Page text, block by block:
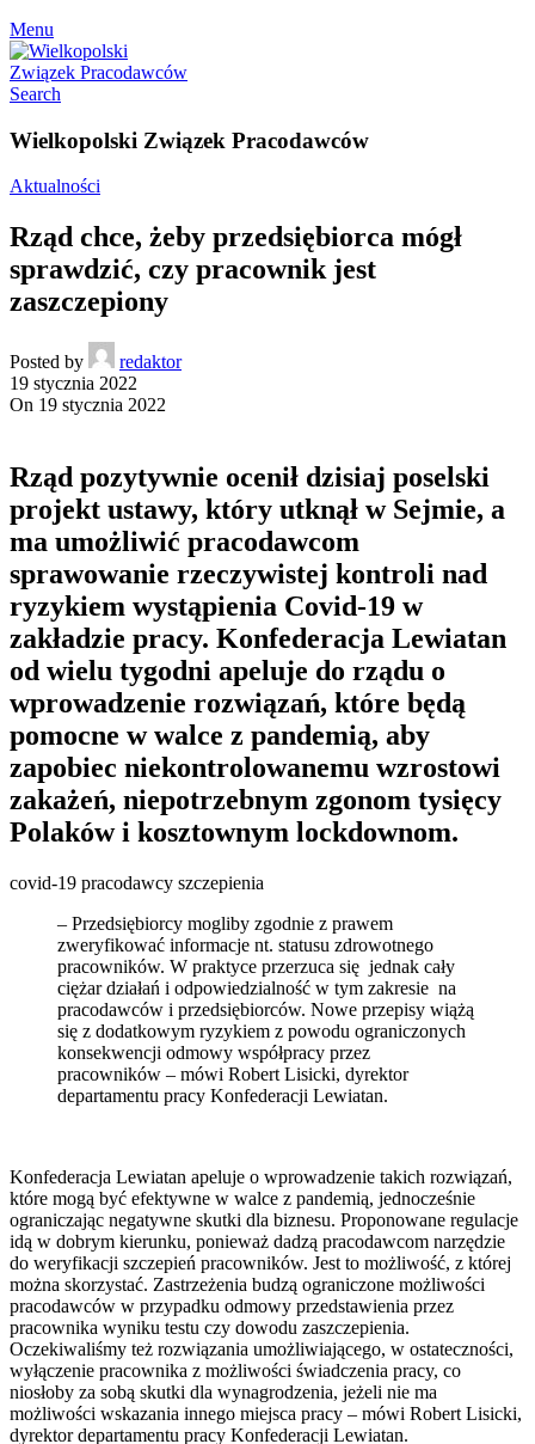
Menu
Search
Wielkopolski Związek Pracodawców
Aktualności
Rząd chce, żeby przedsiębiorca mógł
sprawdzić, czy pracownik jest
zaszczepiony
Posted by
redaktor
19 stycznia 2022
On 19 stycznia 2022
Rząd pozytywnie ocenił dzisiaj poselski
projekt ustawy, który utknął w Sejmie, a
ma umożliwić pracodawcom
sprawowanie rzeczywistej kontroli nad
ryzykiem wystąpienia Covid-19 w
zakładzie pracy. Konfederacja Lewiatan
od wielu tygodni apeluje do rządu o
wprowadzenie rozwiązań, które będą
pomocne w walce z pandemią, aby
zapobiec niekontrolowanemu wzrostowi
zakażeń, niepotrzebnym zgonom tysięcy
Polaków i kosztownym lockdownom.
covid-19 pracodawcy szczepienia
– Przedsiębiorcy mogliby zgodnie z prawem
zweryfikować informacje nt. statusu zdrowotnego
pracowników. W praktyce przerzuca się jednak cały
ciężar działań i odpowiedzialność w tym zakresie na
pracodawców i przedsiębiorców. Nowe przepisy wiążą
się z dodatkowym ryzykiem z powodu ograniczonych
konsekwencji odmowy współpracy przez
pracowników – mówi Robert Lisicki, dyrektor
departamentu pracy Konfederacji Lewiatan.
Konfederacja Lewiatan apeluje o wprowadzenie takich rozwiązań,
które mogą być efektywne w walce z pandemią, jednocześnie
ograniczając negatywne skutki dla biznesu. Proponowane regulacje
idą w dobrym kierunku, ponieważ dadzą pracodawcom narzędzie
do weryfikacji szczepień pracowników. Jest to możliwość, z której
można skorzystać. Zastrzeżenia budzą ograniczone możliwości
pracodawców w przypadku odmowy przedstawienia przez
pracownika wyniku testu czy dowodu zaszczepienia.
Oczekiwaliśmy też rozwiązania umożliwiającego, w ostateczności,
wyłączenie pracownika z możliwości świadczenia pracy, co
niosłoby za sobą skutki dla wynagrodzenia, jeżeli nie ma
możliwości wskazania innego miejsca pracy – mówi Robert Lisicki,
dyrektor departamentu pracy Konfederacji Lewiatan.